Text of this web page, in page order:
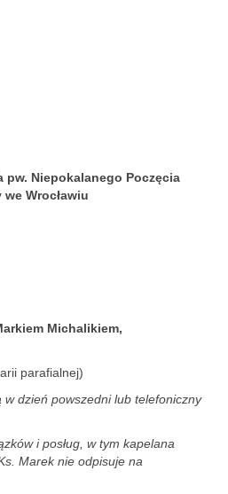
pw. Niepokalanego Poczęcia
we Wrocławiu
Michalikiem,
parafialnej)
dzień powszedni lub telefoniczny
i posług, w tym kapelana
Marek nie odpisuje na